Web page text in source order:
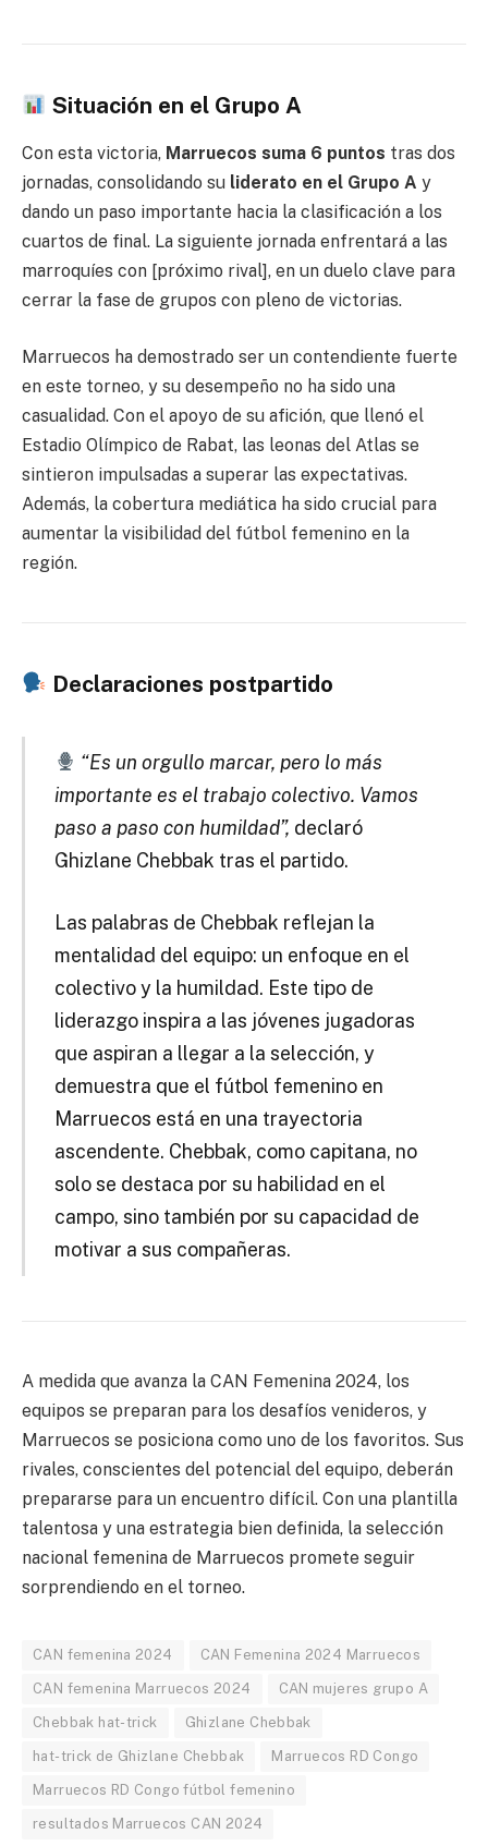
Situación en el Grupo A
Con esta victoria, Marruecos suma 6 puntos tras dos
jornadas, consolidando su liderato en el Grupo A y
dando un paso importante hacia la clasificación a los
cuartos de final. La siguiente jornada enfrentará a las
marroquíes con [próximo rival], en un duelo clave para
cerrar la fase de grupos con pleno de victorias.
Marruecos ha demostrado ser un contendiente fuerte
en este torneo, y su desempeño no ha sido una
casualidad. Con el apoyo de su afición, que llenó el
Estadio Olímpico de Rabat, las leonas del Atlas se
sintieron impulsadas a superar las expectativas.
Además, la cobertura mediática ha sido crucial para
aumentar la visibilidad del fútbol femenino en la
región.
Declaraciones postpartido
“Es un orgullo marcar, pero lo más
importante es el trabajo colectivo. Vamos
paso a paso con humildad”, declaró
Ghizlane Chebbak tras el partido.
Las palabras de Chebbak reflejan la
mentalidad del equipo: un enfoque en el
colectivo y la humildad. Este tipo de
liderazgo inspira a las jóvenes jugadoras
que aspiran a llegar a la selección, y
demuestra que el fútbol femenino en
Marruecos está en una trayectoria
ascendente. Chebbak, como capitana, no
solo se destaca por su habilidad en el
campo, sino también por su capacidad de
motivar a sus compañeras.
A medida que avanza la CAN Femenina 2024, los
equipos se preparan para los desafíos venideros, y
Marruecos se posiciona como uno de los favoritos. Sus
rivales, conscientes del potencial del equipo, deberán
prepararse para un encuentro difícil. Con una plantilla
talentosa y una estrategia bien definida, la selección
nacional femenina de Marruecos promete seguir
sorprendiendo en el torneo.
CAN femenina 2024 CAN Femenina 2024 Marruecos
CAN femenina Marruecos 2024 CAN mujeres grupo A
Chebbak hat-trick Ghizlane Chebbak
hat-trick de Ghizlane Chebbak Marruecos RD Congo
Marruecos RD Congo fútbol femenino
resultados Marruecos CAN 2024